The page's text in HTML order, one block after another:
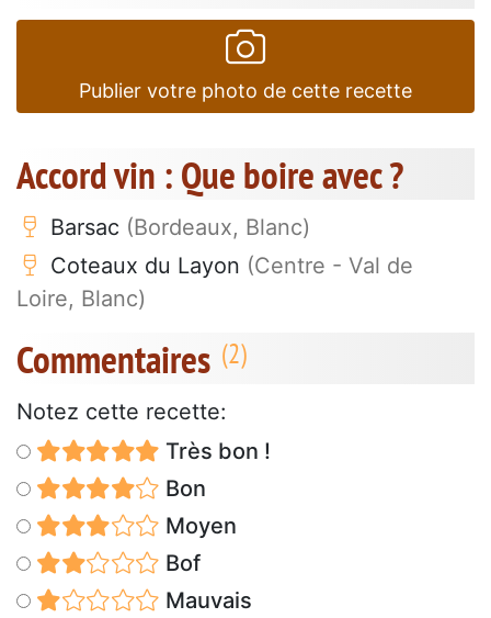
Publier votre photo de cette recette
Accord vin : Que boire avec ?
Barsac (Bordeaux, Blanc)
Coteaux du Layon (Centre - Val de
Loire, Blanc)
Commentaires
Notez cette recette:
Très bon !
Bon
Moyen
Bof
Mauvais